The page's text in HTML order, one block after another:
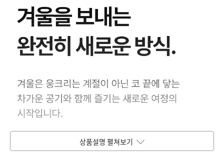
상품설명 펼쳐보기